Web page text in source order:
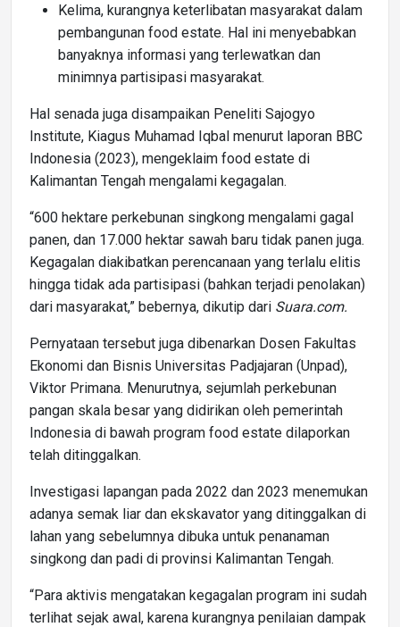
Kelima, kurangnya keterlibatan masyarakat dalam
pembangunan food estate. Hal ini menyebabkan
banyaknya informasi yang terlewatkan dan
minimnya partisipasi masyarakat.
Hal senada juga disampaikan Peneliti Sajogyo
Institute, Kiagus Muhamad Iqbal menurut laporan BBC
Indonesia (2023), mengeklaim food estate di
Kalimantan Tengah mengalami kegagalan.
“600 hektare perkebunan singkong mengalami gagal
panen, dan 17.000 hektar sawah baru tidak panen juga.
Kegagalan diakibatkan perencanaan yang terlalu elitis
hingga tidak ada partisipasi (bahkan terjadi penolakan)
dari masyarakat,” bebernya, dikutip dari Suara.com.
Pernyataan tersebut juga dibenarkan Dosen Fakultas
Ekonomi dan Bisnis Universitas Padjajaran (Unpad),
Viktor Primana. Menurutnya, sejumlah perkebunan
pangan skala besar yang didirikan oleh pemerintah
Indonesia di bawah program food estate dilaporkan
telah ditinggalkan.
Investigasi lapangan pada 2022 dan 2023 menemukan
adanya semak liar dan ekskavator yang ditinggalkan di
lahan yang sebelumnya dibuka untuk penanaman
singkong dan padi di provinsi Kalimantan Tengah.
“Para aktivis mengatakan kegagalan program ini sudah
terlihat sejak awal, karena kurangnya penilaian dampak